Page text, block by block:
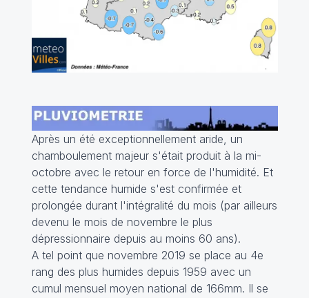
Après un été exceptionnellement aride, un
chamboulement majeur s'était produit à la mi-
octobre avec le retour en force de l'humidité. Et
cette tendance humide s'est confirmée et
prolongée durant l'intégralité du mois (par ailleurs
devenu le mois de novembre le plus
dépressionnaire depuis au moins 60 ans).
A tel point que novembre 2019 se place au 4e
rang des plus humides depuis 1959 avec un
cumul mensuel moyen national de 166mm. Il se